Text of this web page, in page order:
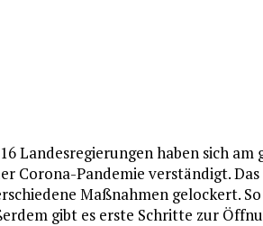
Landesregierungen haben sich am
Corona-Pandemie verständigt.
Maßnahmen gelockert.
gibt es erste Schritte zur